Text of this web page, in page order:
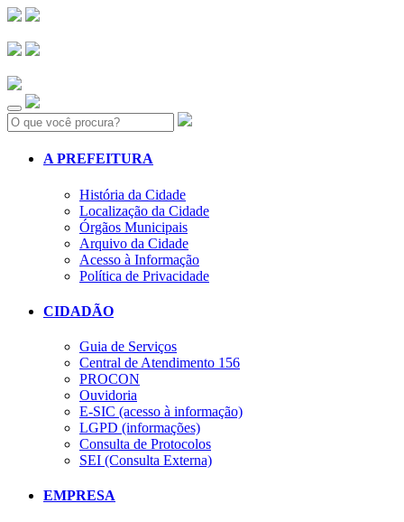
Search:
A PREFEITURA
História da Cidade
Localização da Cidade
Órgãos Municipais
Arquivo da Cidade
Acesso à Informação
Política de Privacidade
CIDADÃO
Guia de Serviços
Central de Atendimento 156
PROCON
Ouvidoria
E-SIC (acesso à informação)
LGPD (informações)
Consulta de Protocolos
SEI (Consulta Externa)
EMPRESA